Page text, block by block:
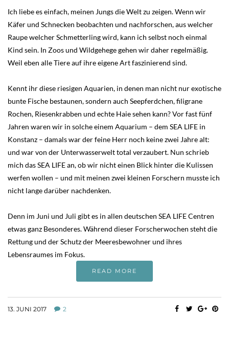
Ich liebe es einfach, meinen Jungs die Welt zu zeigen. Wenn wir
Käfer und Schnecken beobachten und nachforschen, aus welcher
Raupe welcher Schmetterling wird, kann ich selbst noch einmal
Kind sein. In Zoos und Wildgehege gehen wir daher regelmäßig.
Weil eben alle Tiere auf ihre eigene Art faszinierend sind.
Kennt ihr diese riesigen Aquarien, in denen man nicht nur exotische
bunte Fische bestaunen, sondern auch Seepferdchen, filigrane
Rochen, Riesenkrabben und echte Haie sehen kann? Vor fast fünf
Jahren waren wir in solche einem Aquarium – dem SEA LIFE in
Konstanz – damals war der feine Herr noch keine zwei Jahre alt:
und war von der Unterwasserwelt total verzaubert. Nun schrieb
mich das SEA LIFE an, ob wir nicht einen Blick hinter die Kulissen
werfen wollen – und mit meinen zwei kleinen Forschern musste ich
nicht lange darüber nachdenken.
Denn im Juni und Juli gibt es in allen deutschen SEA LIFE Centren
etwas ganz Besonderes. Während dieser Forscherwochen steht die
Rettung und der Schutz der Meeresbewohner und ihres
Lebensraumes im Fokus.
READ MORE
13. JUNI 2017 2